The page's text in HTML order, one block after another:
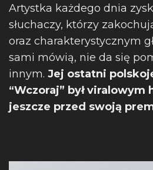
Artystka każdego dnia
słuchaczy, którzy
oraz charakterystycznym
sami mówią, nie da się
innym. Jej ostatni
“Wczoraj” był
jeszcze przed swoją